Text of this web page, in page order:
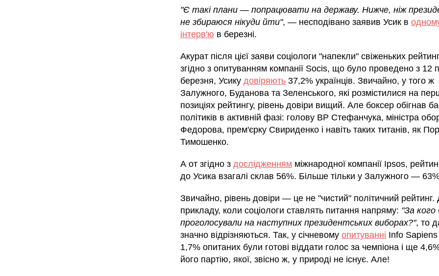
"Є такі плани — попрацювати на державу. Нижче, ніж
не збираюся нікуди йти", — несподівано заявив Усик в
інтерв'ю в березні.
Акурат після цієї заяви соціологи "напекли" свіженьких
згідно з опитуванням компанії Socis, що було проведено з 12
березня, Усику довіряють 37,2% українців. Звичайно, у того ж
Залужного, Буданова та Зеленського, які розмістилися на
позиціях рейтингу, рівень довіри вищий. Але боксер обігнав
політиків в активній фазі: голову ВР Стефанчука, міністра
Федорова, прем'єрку Свириденко і навіть таких титанів, як
Тимошенко.
А от згідно з дослідженням міжнародної компанії Ipsos,
до Усика взагалі склав 56%. Більше тільки у Залужного —
Звичайно, рівень довіри — це не "чистий" політичний рейтинг.
прикладу, коли соціологи ставлять питання напряму: "За кого
проголосували на наступних президентських виборах?", то
значно відрізняються. Так, у січневому опитуванні Info
1,7% опитаних були готові віддати голос за чемпіона і ще
його партію, якої, звісно ж, у природі не існує. Але!